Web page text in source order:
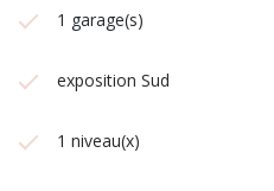
1 garage(s)
exposition Sud
1 niveau(x)